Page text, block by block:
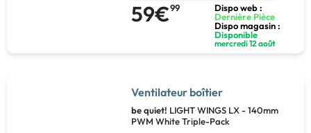
59€99
Dispo web :
Dernière Pièce
Dispo magasin :
Disponible
mercredi 12 août
Ventilateur boîtier
be quiet! LIGHT WINGS LX - 140mm
PWM White Triple-Pack